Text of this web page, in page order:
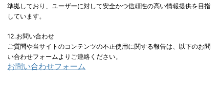
準拠しており、ユーザーに対して安全かつ信頼性の高い情報提供を目指
しています。
12.お問い合わせ
ご質問や当サイトのコンテンツの不正使用に関する報告は、以下のお問
い合わせフォームよりご連絡ください。
お問い合わせフォーム